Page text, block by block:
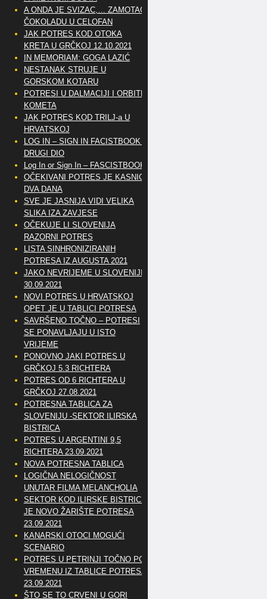
A ONDA JE SVIZAC,… ZAMOTAO
ČOKOLADU U CELOFAN
JAK POTRES KOD OTOKA
KRETA U GRČKOJ 12.10.2021
IN MEMORIAM: GOGA LAZIĆ
NESTANAK STRUJE U
GORSKOM KOTARU
POTRESI U DALMACIJI I ORBITE
KOMETA
JAK POTRES KOD TRILJ-a U
HRVATSKOJ
LOG IN – SIGN IN FACISTBOOK –
DRUGI DIO
Log In or Sign In – FASCISTBOOK
OČEKIVANI POTRES JE KASNIO
DVA DANA
SVE JE JASNIJA VIDI VELIKA
SLIKA IZA ZAVJESE
OČEKUJE LI SLOVENIJA
RAZORNI POTRES
LISTA SINHRONIZIRANIH
POTRESA IZ AUGUSTA 2021
JAKO NEVRIJEME U SLOVENIJI
30.09.2021
NOVI POTRES U HRVATSKOJ
OPET JE U TABLICI POTRESA
SAVRŠENO TOČNO – POTRESI
SE PONAVLJAJU U ISTO
VRIJEME
PONOVNO JAKI POTRES U
GRČKOJ 5.3 RICHTERA
POTRES OD 6 RICHTERA U
GRČKOJ 27.08.2021
POTRESNA TABLICA ZA
SLOVENIJU -SEKTOR ILIRSKA
BISTRICA
POTRES U ARGENTINI 9,5
RICHTERA 23.09.2021
NOVA POTRESNA TABLICA
LOGIČNA NELOGIČNOST
UNUTAR FILMA MELANCHOLIA
SEKTOR KOD ILIRSKE BISTRICE
JE NOVO ŽARIŠTE POTRESA
23.09.2021
KANARSKI OTOCI MOGUĆI
SCENARIO
POTRES U PETRINJI TOČNO PO
VREMENU IZ TABLICE POTRESA
23.09.2021
ŠTO SE TO CRVENI U GORI